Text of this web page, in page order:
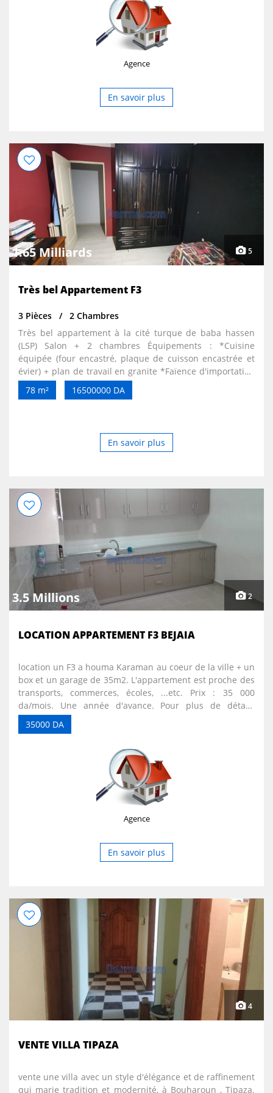
06 personne mob : 0666080052 / 0781427486 Soyez les
Agence
En savoir plus
1.65 Milliards 5
Très bel Appartement F3
3 Pièces
2 Chambres
Très bel appartement à la cité turque de baba hassen
(LSP) Salon + 2 chambres Équipements : *Cuisine
équipée (four encastré, plaque de cuisson encastrée et
évier) + plan de travail en granite *Faïence d'importation
PAMESA (cuisine, salle de bain et balcon) *Chauffage
central (chaudière + 6 radiateurs) *Faux plafond + spots
pour les deux chambres et la cuisine *Prises et
interrupteurs LEGRAND *Lustre à 3 modes (Salon) *Acte
78 m² 16500000 DA
En savoir plus
3.5 Millions 2
LOCATION APPARTEMENT F3 BEJAIA
location un F3 a houma Karaman au coeur de la ville + un
box et un garage de 35m2. L'appartement est proche des
transports, commerces, écoles, ...etc. Prix : 35 000
da/mois. Une année d'avance. Pour plus de détails
veuillez nous contacter : Num : 05 52 36 89 14 E-mail :
bureaudaffairedjaffri@gmail.com Instagram : Bureau
35000 DA
Agence
En savoir plus
4
VENTE VILLA TIPAZA
vente une villa avec un style d'élégance et de raffinement
qui marie tradition et modernité, à Bouharoun , Tipaza.